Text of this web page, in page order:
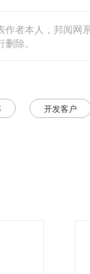
作者本人，邦阅网
除。
开发客户